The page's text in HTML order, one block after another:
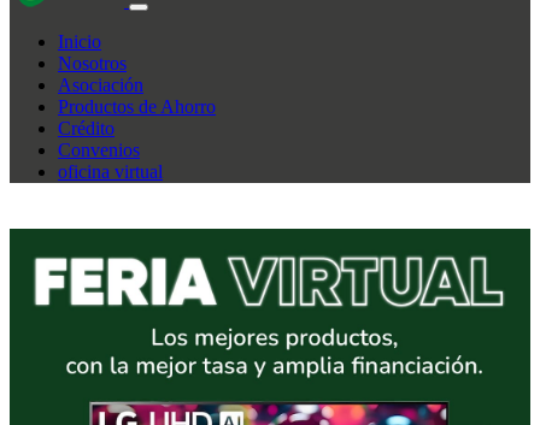
Inicio
Nosotros
Asociación
Productos de Ahorro
Crédito
Convenios
oficina virtual